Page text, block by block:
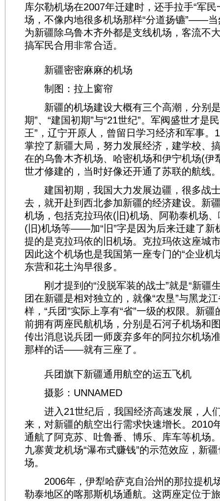
库尔勒机场在2007年迁建时，还手拉手“军民
场，不像内地很多机场那样“分道扬镳”——
为新疆除乌鲁木齐外都是支线机场，客流不
搞军民合用非常合适。
新疆密密麻麻的机场
制图：拉上窗帘
新疆的机场建设大概有三个高潮，分别是
期”、“建国初期”与“21世纪”。军阀盛世才是
王”，辽宁开原人，曾留日学习经济和军事。
掌控了新疆大局，努力发展经济，建学校、
在的乌鲁木齐机场、哈密机场和伊宁机场(伊
世才修建的，当时好像还开通了苏联的航线
建国初期，我国大力发展边疆，很多战
去，就开赴到西北参加新疆的经济建设。新
机场，包括克拉玛依(旧)机场、阿勒泰机场
(旧)机场等——加“旧”字是因为后来迁建了新
提的是克拉玛依的旧机场。克拉玛依这座城
因此这个机场也是我国第一座专门的“企业机
东营和花土沟早很多。
刚才提到的“没脱军装的战士”就是“新疆
团在新疆是相对独立的，就像“农垦”与黑龙
样，“兵团”实际上享有“省”一级的权限。新
前拥有两座民航机场，分别是石河子机场和
传出消息说兵团一师废弃多年的阿拉尔机场
那样的话——就有三座了。
兵团旗下新疆通用航空的运五飞机
摄影：UNNAMED
进入21世纪后，我国经济高速发展，人
来，对新疆的航空出行需求快速增长。2010
通航了阿克苏、吐鲁番、博乐、库车等机场
九寨黄龙机场“瀑布式赚钱”的示范效应，新
场。
2006年，伊犁哈萨克自治州的那拉提机
勒泰地区的喀那斯机场通航。这两座定位于